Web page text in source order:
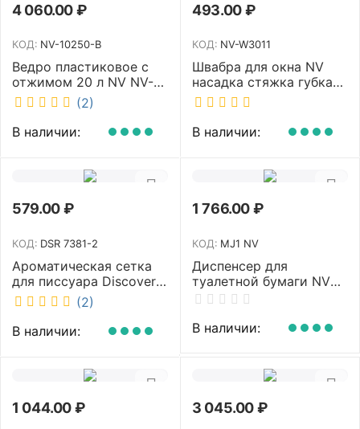
4 060.00₽
КОД: NV-10250-B
Ведро пластиковое с
отжимом 20 л NV NV-
10250-B
(2)
В наличии:
493.00₽
КОД: NV-W3011
Швабра для окна NV
насадка стяжка губка
30 см телескопическая
рукоятка 70-110 см NV-
W3011
В наличии:
579.00₽
КОД: DSR 7381-2
Ароматическая сетка
для писсуара Discover
аромат Queen DSR
7381-2
(2)
В наличии:
1 766.00₽
КОД: MJ1 NV
Диспенсер для
туалетной бумаги NV
белый MJ1 NV
В наличии:
1 044.00₽ 3 045.00₽